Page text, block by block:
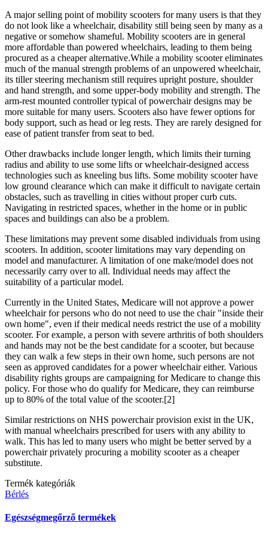
A major selling point of mobility scooters for many users is that they
do not look like a wheelchair, disability still being seen by many as a
negative or somehow shameful. Mobility scooters are in general
more affordable than powered wheelchairs, leading to them being
procured as a cheaper alternative.While a mobility scooter eliminates
much of the manual strength problems of an unpowered wheelchair,
its tiller steering mechanism still requires upright posture, shoulder
and hand strength, and some upper-body mobility and strength. The
arm-rest mounted controller typical of powerchair designs may be
more suitable for many users. Scooters also have fewer options for
body support, such as head or leg rests. They are rarely designed for
ease of patient transfer from seat to bed.
Other drawbacks include longer length, which limits their turning
radius and ability to use some lifts or wheelchair-designed access
technologies such as kneeling bus lifts. Some mobility scooter have
low ground clearance which can make it difficult to navigate certain
obstacles, such as travelling in cities without proper curb cuts.
Navigating in restricted spaces, whether in the home or in public
spaces and buildings can also be a problem.
These limitations may prevent some disabled individuals from using
scooters. In addition, scooter limitations may vary depending on
model and manufacturer. A limitation of one make/model does not
necessarily carry over to all. Individual needs may affect the
suitability of a particular model.
Currently in the United States, Medicare will not approve a power
wheelchair for persons who do not need to use the chair "inside their
own home", even if their medical needs restrict the use of a mobility
scooter. For example, a person with severe arthritis of both shoulders
and hands may not be the best candidate for a scooter, but because
they can walk a few steps in their own home, such persons are not
seen as approved candidates for a power wheelchair either. Various
disability rights groups are campaigning for Medicare to change this
policy. For those who do qualify for Medicare, they can reimburse
up to 80% of the total value of the scooter.[2]
Similar restrictions on NHS powerchair provision exist in the UK,
with manual wheelchairs prescribed for users with any ability to
walk. This has led to many users who might be better served by a
powerchair privately procuring a mobility scooter as a cheaper
substitute.
Termék kategóriák
Bérlés
Egészségmegőrző termékek